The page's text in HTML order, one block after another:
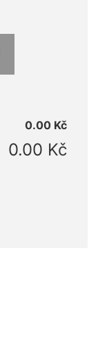
0.00 Kč
0.00 Kč